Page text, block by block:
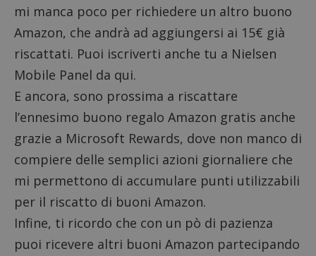
mi manca poco per richiedere un altro buono
Amazon, che andrà ad aggiungersi ai 15€ già
riscattati. Puoi iscriverti anche tu a Nielsen
Mobile Panel da qui.
E ancora, sono prossima a riscattare
l’ennesimo buono regalo Amazon gratis anche
grazie a Microsoft Rewards, dove non manco di
compiere delle semplici azioni giornaliere che
mi permettono di accumulare punti utilizzabili
per il riscatto di buoni Amazon.
Infine, ti ricordo che con un pò di pazienza
puoi ricevere altri buoni Amazon partecipando